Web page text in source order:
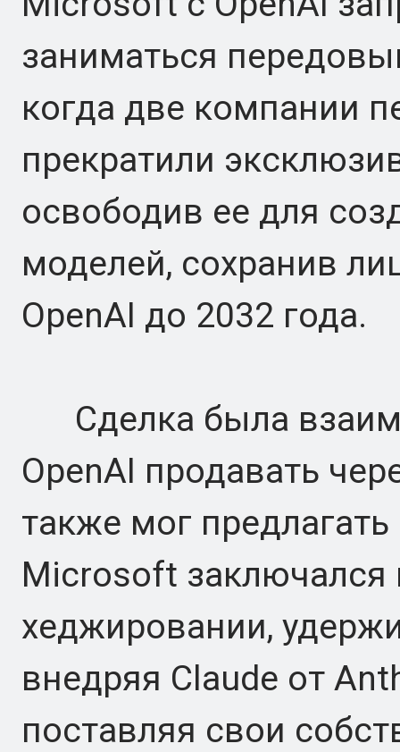
заниматься
когда две компании
прекратили
освободив ее для
моделей, сохранив
OpenAI до 2032 года.
Сделка была
OpenAI продавать
также мог
Microsoft заключался
хеджировании,
внедряя Claude от
поставляя свои